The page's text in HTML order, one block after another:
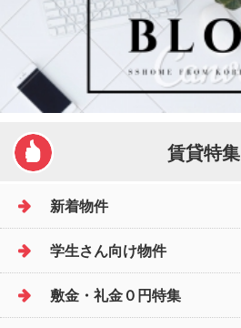
賃貸特集
新着物件
学生さん向け物件
敷金・礼金０円特集